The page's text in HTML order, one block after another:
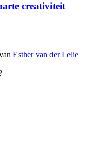
creativiteit
Esther van der Lelie